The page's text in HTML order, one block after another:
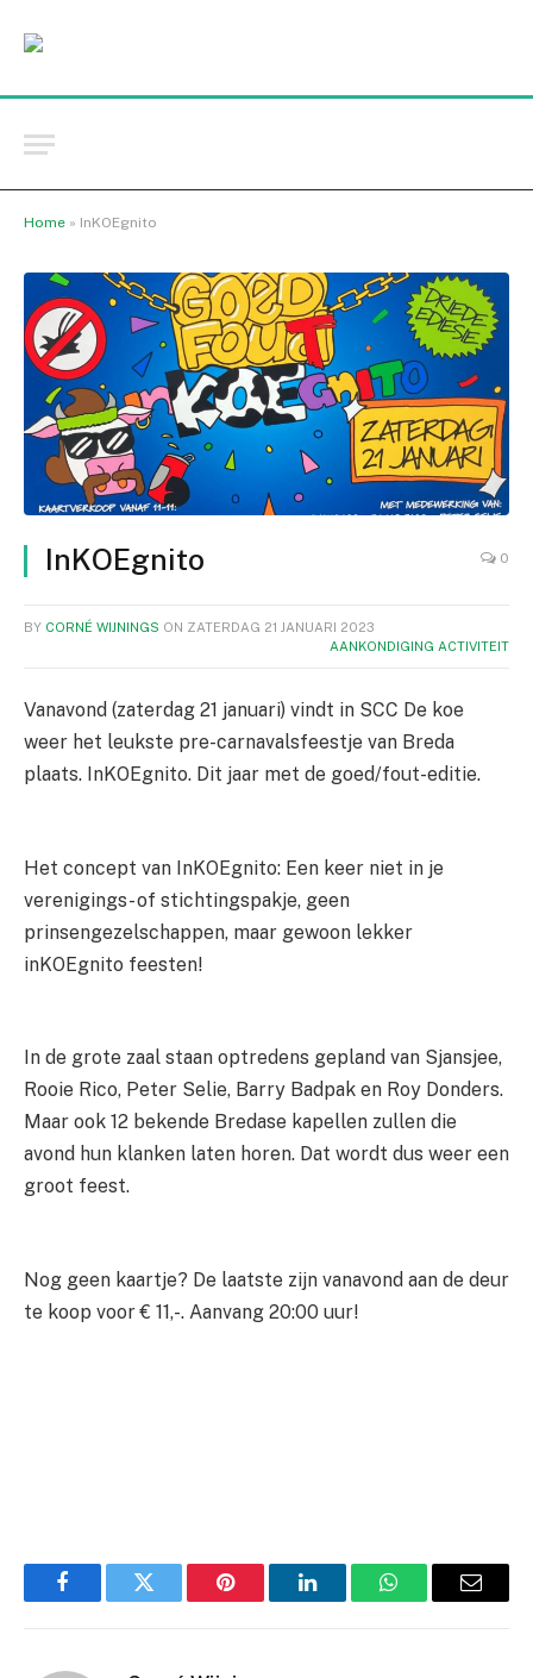
Home » InKOEgnito
InKOEgnito 0
BY CORNÉ WIJNINGS ON ZATERDAG 21 JANUARI 2023
AANKONDIGING ACTIVITEIT
Vanavond (zaterdag 21 januari) vindt in SCC De koe
weer het leukste pre-carnavalsfeestje van Breda
plaats. InKOEgnito. Dit jaar met de goed/fout-editie.
Het concept van InKOEgnito: Een keer niet in je
verenigings- of stichtingspakje, geen
prinsengezelschappen, maar gewoon lekker
inKOEgnito feesten!
In de grote zaal staan optredens gepland van Sjansjee,
Rooie Rico, Peter Selie, Barry Badpak en Roy Donders.
Maar ook 12 bekende Bredase kapellen zullen die
avond hun klanken laten horen. Dat wordt dus weer een
groot feest.
Nog geen kaartje? De laatste zijn vanavond aan de deur
te koop voor € 11,-. Aanvang 20:00 uur!
FacebookTwitter Pinterest LinkedInWhatsAppEmail